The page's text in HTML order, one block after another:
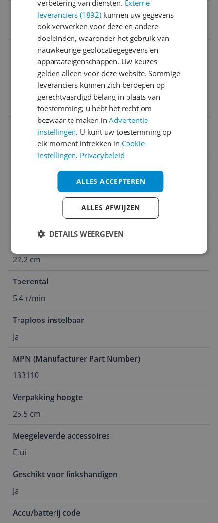
Verpakkingsgewicht
Led verlichting
CE markering
Koord opslagruimte
Adapter/ lichtnet
22,2 cm
Toerental
5,4 r/min
Traploos instelbaar
Ja
MPN (Manufacturer Part Number)
133110
Verpakking hoogte
25,5 cm
Meegeleverde accessoires
Etui
Geschikt voor linkshandigen
Ja
Accu/batterij code
verbetering van diensten. Externe
leveranciers (1892) kunnen uw gegevens
ook verwerken voor deze en andere
doeleinden, waaronder het gebruik van
nauwkeurige geolocatiegegevens en
apparaateigenschappen. Uw keuzes
gelden alleen voor deze website. Sommige
leveranciers kunnen zich beroepen op
gerechtvaardigd belang in plaats van
toestemming; u hebt het recht om
bezwaar te maken inAdvertentie-
instellingen. U kunt uw toestemming op
elk moment intrekken in Cookie-
instellingen. Privacybeleid
ALLES ACCEPTEREN
ALLES AFWIJZEN
DETAILS WEERGEVEN